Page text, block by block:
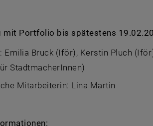
mit Portfolio bis spätestens
Emilia Bruck (Iför), Kerstin Pluch
StadtmacherInnen)
Mitarbeiterin: Lina Martin